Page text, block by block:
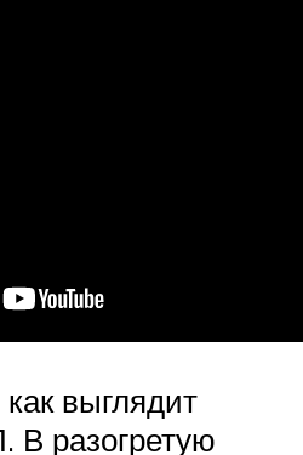
выглядит
разогретую